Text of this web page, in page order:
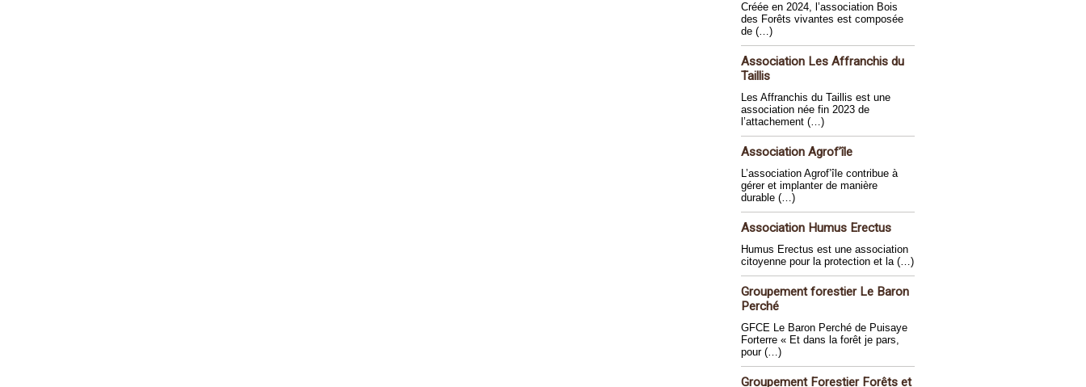
Créée en 2024, l’association Bois
des Forêts vivantes est composée
de (…)
Association Les Affranchis du
Taillis
Les Affranchis du Taillis est une
association née fin 2023 de
l’attachement (…)
Association Agrof’île
L’association Agrof’île contribue à
gérer et implanter de manière
durable (…)
Association Humus Erectus
Humus Erectus est une association
citoyenne pour la protection et la (…)
Groupement forestier Le Baron
Perché
GFCE Le Baron Perché de Puisaye
Forterre « Et dans la forêt je pars,
pour (…)
Groupement Forestier Forêts et